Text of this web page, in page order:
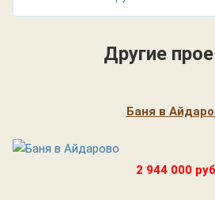
Другие
Баня в
2 944 000